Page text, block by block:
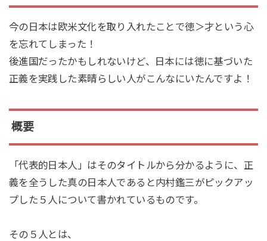
今の日本は欧米文化を取り入れたことで徳＞才という心
を忘れてしまった！
後進国だったかもしれないけど、日本には徳に基づいた
正義を実践した素晴らしい人がこんなにいたんですよ！
概要
「代表的日本人」はそのタイトルから分かるように、正
義を全うした真の日本人であると内村鑑三がピックアッ
プした５人について書かれているものです。
その５人とは、